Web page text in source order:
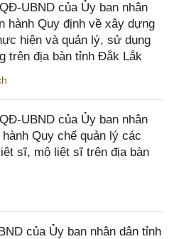
UBND của Ủy ban nhân
hành Quy định về xây dựng
hiện và quản lý, sử dụng
trên địa bàn tỉnh Đắk Lắk
UBND của Ủy ban nhân
Quy chế quản lý các
sĩ, mộ liệt sĩ trên địa bàn
của Ủy ban nhân dân tỉnh